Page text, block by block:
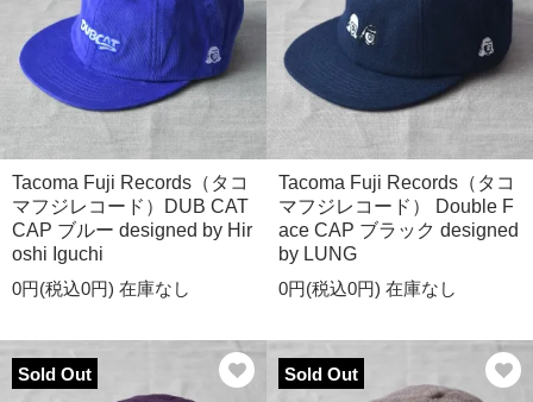
Tacoma Fuji Records（タコ
マフジレコード）DUB CAT
CAP ブルー designed by Hir
oshi Iguchi
0円(税込0円) 在庫なし
Tacoma Fuji Records（タコ
マフジレコード） Double F
ace CAP ブラック designed
by LUNG
0円(税込0円) 在庫なし
Sold Out Sold Out